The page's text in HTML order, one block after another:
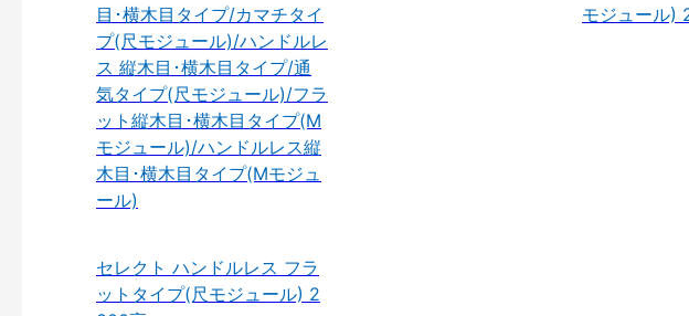
目･横木目タイプ/カマチタイ
プ(尺モジュール)/ハンドルレ
ス 縦木目･横木目タイプ/通
気タイプ(尺モジュール)/フラ
ット縦木目･横木目タイプ(M
モジュール)/ハンドルレス縦
木目･横木目タイプ(Mモジュ
ール)
モジュール)
セレクト ハンドルレス フラ
ットタイプ(尺モジュール) 2